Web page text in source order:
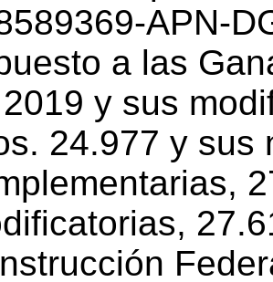
APN-
a las
y sus
24.977 y sus